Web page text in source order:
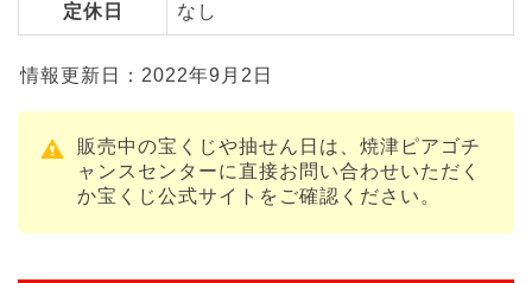
定休日 なし
情報更新日：2022年9月2日
販売中の宝くじや抽せん日は、焼津ピアゴチ
ャンスセンターに直接お問い合わせいただく
か宝くじ公式サイトをご確認ください。